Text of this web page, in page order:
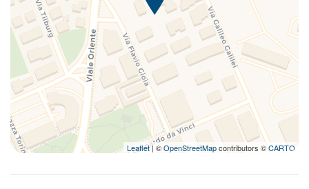
Leaflet| ©OpenStreetMapcontributors ©CARTO